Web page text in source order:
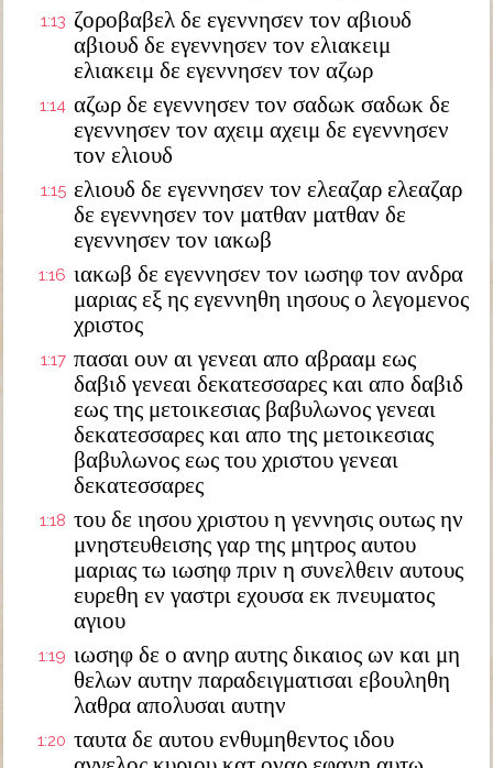
1:13 ζοροβαβελ δε εγεννησεν τον αβιουδ
αβιουδ δε εγεννησεν τον ελιακειμ
ελιακειμ δε εγεννησεν τον αζωρ
1:14 αζωρ δε εγεννησεν τον σαδωκ σαδωκ δε
εγεννησεν τον αχειμ αχειμ δε εγεννησεν
τον ελιουδ
1:15 ελιουδ δε εγεννησεν τον ελεαζαρ ελεαζαρ
δε εγεννησεν τον ματθαν ματθαν δε
εγεννησεν τον ιακωβ
1:16 ιακωβ δε εγεννησεν τον ιωσηφ τον ανδρα
μαριας εξ ης εγεννηθη ιησους ο λεγομενος
χριστος
1:17 πασαι ουν αι γενεαι απο αβρααμ εως
δαβιδ γενεαι δεκατεσσαρες και απο δαβιδ
εως της μετοικεσιας βαβυλωνος γενεαι
δεκατεσσαρες και απο της μετοικεσιας
βαβυλωνος εως του χριστου γενεαι
δεκατεσσαρες
1:18 του δε ιησου χριστου η γεννησις ουτως ην
μνηστευθεισης γαρ της μητρος αυτου
μαριας τω ιωσηφ πριν η συνελθειν αυτους
ευρεθη εν γαστρι εχουσα εκ πνευματος
αγιου
1:19 ιωσηφ δε ο ανηρ αυτης δικαιος ων και μη
θελων αυτην παραδειγματισαι εβουληθη
λαθρα απολυσαι αυτην
1:20 ταυτα δε αυτου ενθυμηθεντος ιδου